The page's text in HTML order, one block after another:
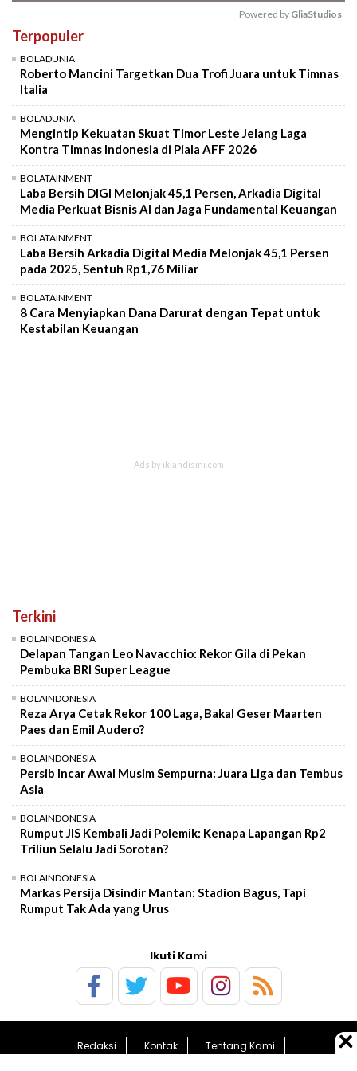
Powered by GliaStudios
Terpopuler
BOLADUNIA
Roberto Mancini Targetkan Dua Trofi Juara untuk Timnas
Italia
BOLADUNIA
Mengintip Kekuatan Skuat Timor Leste Jelang Laga
Kontra Timnas Indonesia di Piala AFF 2026
BOLATAINMENT
Laba Bersih DIGI Melonjak 45,1 Persen, Arkadia Digital
Media Perkuat Bisnis AI dan Jaga Fundamental Keuangan
BOLATAINMENT
Laba Bersih Arkadia Digital Media Melonjak 45,1 Persen
pada 2025, Sentuh Rp1,76 Miliar
BOLATAINMENT
8 Cara Menyiapkan Dana Darurat dengan Tepat untuk
Kestabilan Keuangan
Terkini
BOLAINDONESIA
Delapan Tangan Leo Navacchio: Rekor Gila di Pekan
Pembuka BRI Super League
BOLAINDONESIA
Reza Arya Cetak Rekor 100 Laga, Bakal Geser Maarten
Paes dan Emil Audero?
BOLAINDONESIA
Persib Incar Awal Musim Sempurna: Juara Liga dan Tembus
Asia
BOLAINDONESIA
Rumput JIS Kembali Jadi Polemik: Kenapa Lapangan Rp2
Triliun Selalu Jadi Sorotan?
BOLAINDONESIA
Markas Persija Disindir Mantan: Stadion Bagus, Tapi
Rumput Tak Ada yang Urus
Ikuti Kami
Redaksi Kontak
Tentang Kami